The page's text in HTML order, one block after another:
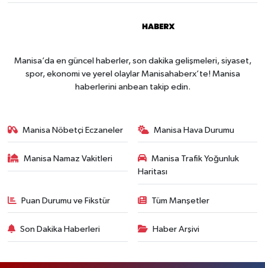
Manisa’da en güncel haberler, son dakika gelişmeleri, siyaset,
spor, ekonomi ve yerel olaylar Manisahaberx’te! Manisa
haberlerini anbean takip edin.
Manisa Nöbetçi Eczaneler Manisa Hava Durumu
Manisa Namaz Vakitleri
Manisa Trafik Yoğunluk
Haritası
Puan Durumu ve Fikstür Tüm Manşetler
Son Dakika Haberleri Haber Arşivi